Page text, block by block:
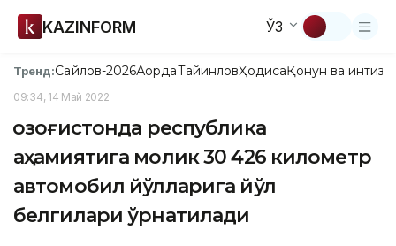
KAZINFORM ЎЗ
Тренд:Сайлов-2026АқордаТайинловҲодисаҚонун ва
09:34, 14 Май 2022
Қозоғистонда республика
аҳамиятига молик 30 426 километр
автомобил йўлларига йўл
белгилари ўрнатилади